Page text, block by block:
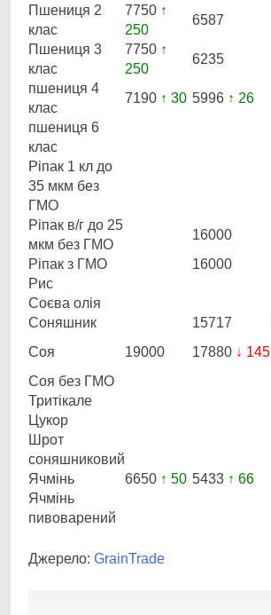
Пшениця 2
клас
7750 ↑
250
6587
Пшениця 3
клас
7750 ↑
250
6235
пшениця 4
клас
7190 ↑ 30 5996 ↑ 26
пшениця 6
клас
Ріпак 1 кл до
35 мкм без
ГМО
Ріпак в/г до 25
мкм без ГМО
16000
Ріпак з ГМО
16000
Рис
Соєва олія
Соняшник
15717
Соя
19000 17880 ↓ 145
Соя без ГМО
Тритікале
Цукор
Шрот
соняшниковий
Ячмінь
6650 ↑ 50 5433 ↑ 66
Ячмінь
пивоварений
Джерело: GrainTrade